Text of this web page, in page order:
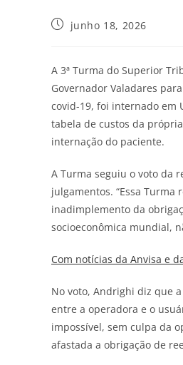
junho 18, 2026
A 3ª Turma do Superior
Governador Valadares
covid-19, foi internado em
tabela de custos da
internação do paciente.
A Turma seguiu o voto da
julgamentos. “Essa
inadimplemento da
socioeconômica mundial,
Com notícias da Anvisa e
No voto, Andrighi diz que
entre a operadora e o
impossível, sem culpa da
afastada a obrigação de